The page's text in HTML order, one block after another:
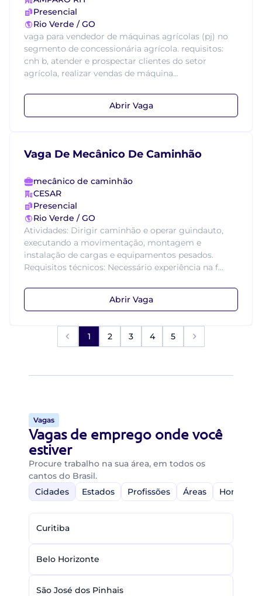
Presencial
Rio Verde / GO
vaga para vendedor de máquinas agrícolas (pj) no
segmento de concessionária agrícola. requisitos:
cnh b, atender e prospectar clientes do setor
agrícola, realizar vendas de máquina...
Abrir Vaga
Vaga De Mecânico De Caminhão
mecânico de caminhão
CESAR
Presencial
Rio Verde / GO
Atividades: Dirigir caminhão e operar guindauto,
executando a movimentação, montagem e
instalação de cargas e equipamentos pesados.
Requisitos técnicos: Necessário experiência na f...
Abrir Vaga
1 2 3 4 5
Vagas
Vagas de emprego onde você
estiver
Procure trabalho na sua área, em todos os
cantos do Brasil.
Cidades
Estados Profissões Áreas Home-
Curitiba
Belo Horizonte
São José dos Pinhais